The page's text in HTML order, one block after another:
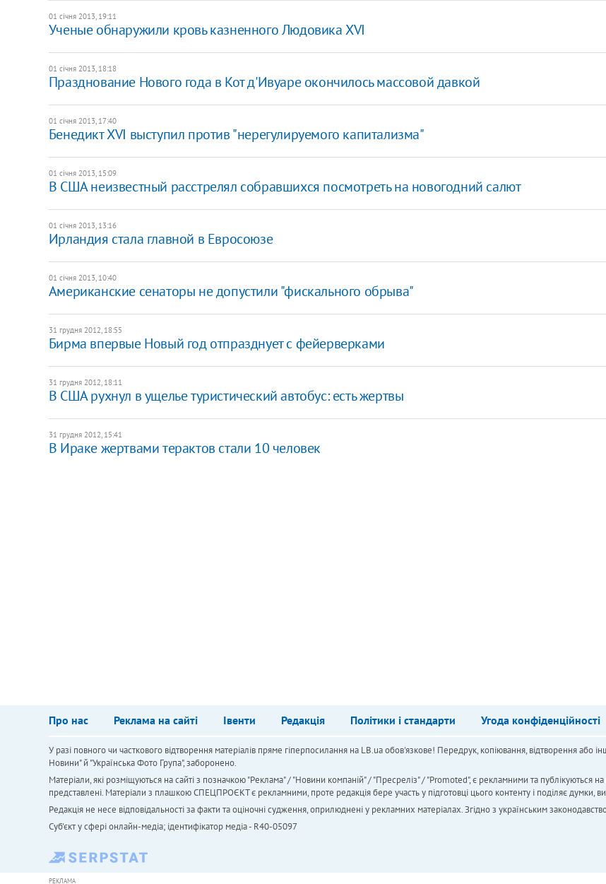
01 січня 2013, 19:11
Ученые обнаружили кровь казненного Людовика XVI
01 січня 2013, 18:18
Празднование Нового года в Кот д'Ивуаре окончилось массовой давкой
01 січня 2013, 17:40
Бенедикт XVI выступил против "нерегулируемого капитализма"
01 січня 2013, 15:09
В США неизвестный расстрелял собравшихся посмотреть на новогодний салют
01 січня 2013, 13:16
Ирландия стала главной в Евросоюзе
01 січня 2013, 10:40
Американские сенаторы не допустили "фискального обрыва"
31 грудня 2012, 18:55
Бирма впервые Новый год отпразднует с фейерверками
31 грудня 2012, 18:11
В США рухнул в ущелье туристический автобус: есть жертвы
31 грудня 2012, 15:41
В Ираке жертвами терактов стали 10 человек
Про нас Реклама на сайті Івенти Редакція Політики і стандарти Угода конфіденційності
У разі повного чи часткового відтворення матеріалів пряме гіперпосилання на LB.ua обов'язкове! Передрук, копіювання, відтворення або
Новини" й "Українська Фото Група", заборонено.
Матеріали, які розміщуються на сайті з позначкою "Реклама" / "Новини компаній" / "Пресреліз" / "Promoted", є рекламними та публікуються
представлені. Матеріали з плашкою СПЕЦПРОЄКТ є рекламними, проте редакція бере участь у підготовці цього контенту і поділяє думки,
Редакція не несе відповідальності за факти та оціночні судження, оприлюднені у рекламних матеріалах. Згідно з українським
Cуб'єкт у сфері онлайн-медіа; ідентифікатор медіа - R40-05097
РЕКЛАМА